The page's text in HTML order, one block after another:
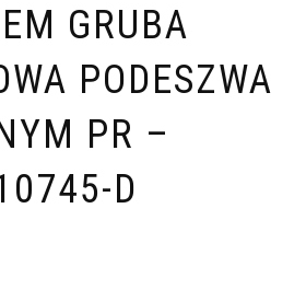
GRUBA
PODESZWA
PR –
D